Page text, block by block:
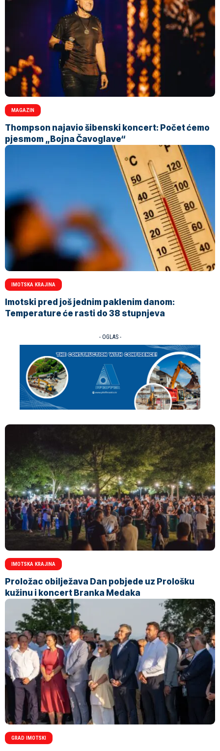
MAGAZIN
Thompson najavio šibenski koncert: Počet ćemo
pjesmom „Bojna Čavoglave“
IMOTSKA KRAJINA
Imotski pred još jednim paklenim danom:
Temperature će rasti do 38 stupnjeva
- OGLAS -
IMOTSKA KRAJINA
Proložac obilježava Dan pobjede uz Prološku
kužinu i koncert Branka Medaka
GRAD IMOTSKI